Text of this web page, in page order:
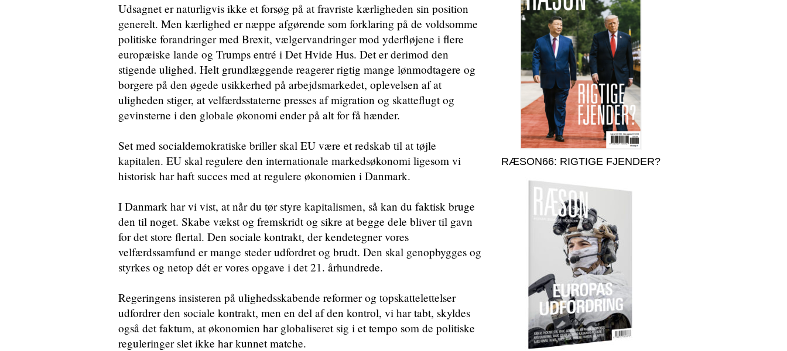
Udsagnet er naturligvis ikke et forsøg på at fravriste kærligheden sin position
generelt. Men kærlighed er næppe afgørende som forklaring på de voldsomme
politiske forandringer med Brexit, vælgervandringer mod yderfløjene i flere
europæiske lande og Trumps entré i Det Hvide Hus. Det er derimod den
stigende ulighed. Helt grundlæggende reagerer rigtig mange lønmodtagere og
borgere på den øgede usikkerhed på arbejdsmarkedet, oplevelsen af at
uligheden stiger, at velfærdsstaterne presses af migration og skatteflugt og
gevinsterne i den globale økonomi ender på alt for få hænder.
Set med socialdemokratiske briller skal EU være et redskab til at tøjle
kapitalen. EU skal regulere den internationale markedsøkonomi ligesom vi
historisk har haft succes med at regulere økonomien i Danmark.
I Danmark har vi vist, at når du tør styre kapitalismen, så kan du faktisk bruge
den til noget. Skabe vækst og fremskridt og sikre at begge dele bliver til gavn
for det store flertal. Den sociale kontrakt, der kendetegner vores
velfærdssamfund er mange steder udfordret og brudt. Den skal genopbygges og
styrkes og netop dét er vores opgave i det 21. århundrede.
Regeringens insisteren på ulighedsskabende reformer og topskattelettelser
udfordrer den sociale kontrakt, men en del af den kontrol, vi har tabt, skyldes
også det faktum, at økonomien har globaliseret sig i et tempo som de politiske
reguleringer slet ikke har kunnet matche.
RÆSON66: RIGTIGE FJENDER?